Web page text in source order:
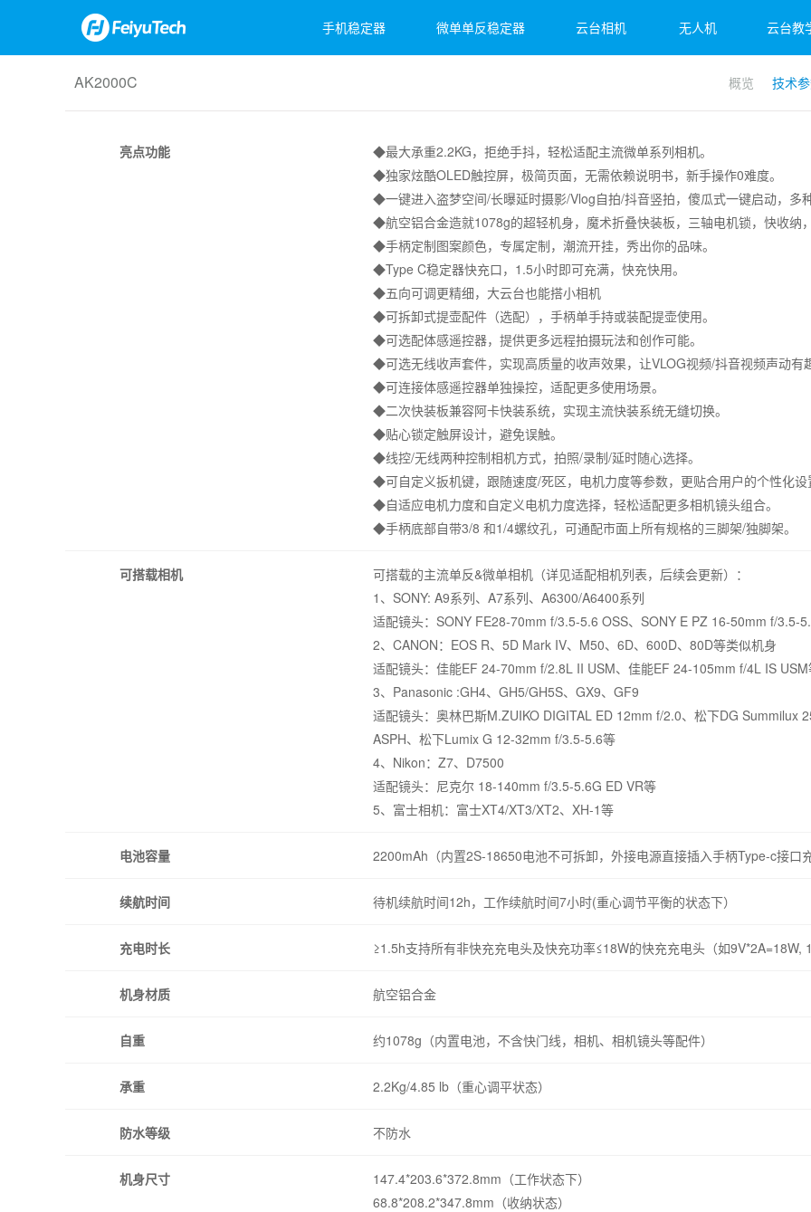
无人机 云台教
手机稳定器
飞宇蝎子Mini 3手机版 飞宇VB 4 飞宇蝎子-Mini P
微单单反稳定器
飞宇蝎子-C 2 飞宇蝎子3 飞宇蝎子Mini 3 Pro 飞宇
云台相机
Feiyu Pocket 3 Feiyu Pocket 2S Feiyu Pocket 2
AK2000C 概览 技术
亮点功能
◆最大承重2.2KG，拒绝手抖，轻松适配主流微单系列相机。
◆独家炫酷OLED触控屏，极简页面，无需依赖说明书，新手操作0难度。
◆一键进入盗梦空间/长曝延时摄影/Vlog自拍/抖音竖拍，傻瓜式一键启动，多
◆航空铝合金造就1078g的超轻机身，魔术折叠快装板，三轴电机锁，快收纳
◆手柄定制图案颜色，专属定制，潮流开挂，秀出你的品味。
◆Type C稳定器快充口，1.5小时即可充满，快充快用。
◆五向可调更精细，大云台也能搭小相机
◆可拆卸式提壶配件（选配），手柄单手持或装配提壶使用。
◆可选配体感遥控器，提供更多远程拍摄玩法和创作可能。
◆可选无线收声套件，实现高质量的收声效果，让VLOG视频/抖音视频声动有
◆可连接体感遥控器单独操控，适配更多使用场景。
◆二次快装板兼容阿卡快装系统，实现主流快装系统无缝切换。
◆贴心锁定触屏设计，避免误触。
◆线控/无线两种控制相机方式，拍照/录制/延时随心选择。
◆可自定义扳机键，跟随速度/死区，电机力度等参数，更贴合用户的个性化设
◆自适应电机力度和自定义电机力度选择，轻松适配更多相机镜头组合。
◆手柄底部自带3/8 和1/4螺纹孔，可通配市面上所有规格的三脚架/独脚架。
可搭载相机
可搭载的主流单反&微单相机（详见适配相机列表，后续会更新）：
1、SONY: A9系列、A7系列、A6300/A6400系列
适配镜头：SONY FE28-70mm f/3.5-5.6 OSS、SONY E PZ 16-50mm f/3.5-
2、CANON：EOS R、5D Mark IV、M50、6D、600D、80D等类似机身
适配镜头：佳能EF 24-70mm f/2.8L II USM、佳能EF 24-105mm f/4L IS
3、Panasonic :GH4、GH5/GH5S、GX9、GF9
适配镜头：奥林巴斯M.ZUIKO DIGITAL ED 12mm f/2.0、松下DG Summilux
ASPH、松下Lumix G 12-32mm f/3.5-5.6等
4、Nikon：Z7、D7500
适配镜头：尼克尔 18-140mm f/3.5-5.6G ED VR等
5、富士相机：富士XT4/XT3/XT2、XH-1等
电池容量 2200mAh（内置2S-18650电池不可拆卸，外接电源直接插入手柄Type-c接口
续航时间 待机续航时间12h，工作续航时间7小时(重心调节平衡的状态下）
充电时长 ≥1.5h支持所有非快充充电头及快充功率≤18W的快充充电头（如9V*2A=18W,
机身材质 航空铝合金
自重 约1078g（内置电池，不含快门线，相机、相机镜头等配件）
承重 2.2Kg/4.85 lb（重心调平状态）
防水等级 不防水
机身尺寸
147.4*203.6*372.8mm（工作状态下）
68.8*208.2*347.8mm（收纳状态）